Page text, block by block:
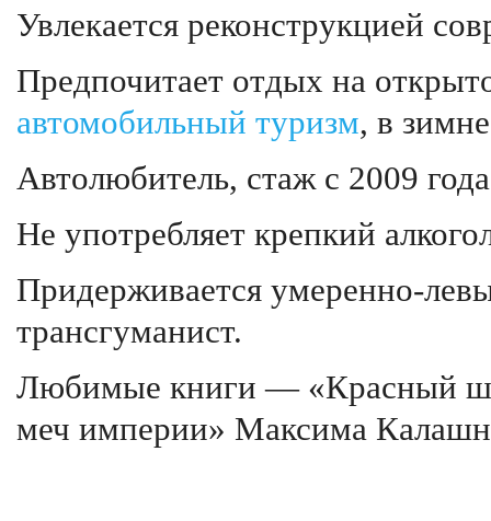
Увлекается реконструкцией
Предпочитает отдых на
автомобильный туризм, в
Автолюбитель, стаж с 2009
Не употребляет крепкий
Придерживается умеренно-
трансгуманист.
Любимые книги — «Красный
меч империи» Максима